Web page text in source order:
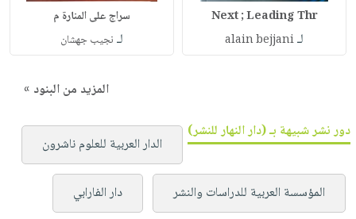
Next ; Leading Thr
لـalain bejjani
سراج على المنارة م
لـ نجيب جهشان
المزيد من البنود »
دور نشر شبيهة بـ (دار النهار للنشر)
الدار العربية للعلوم ناشرون
المؤسسة العربية للدراسات والنشر دار الفارابي